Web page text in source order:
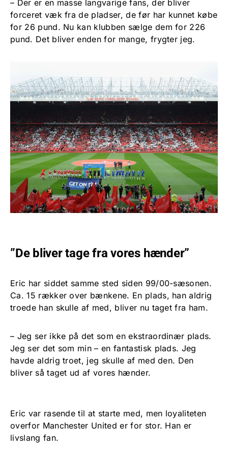
– Der er en masse langvarige fans, der bliver
forceret væk fra de pladser, de før har kunnet købe
for 26 pund. Nu kan klubben sælge dem for 226
pund. Det bliver enden for mange, frygter jeg.
”De bliver tage fra vores hænder”
Eric har siddet samme sted siden 99/00-sæsonen.
Ca. 15 rækker over bænkene. En plads, han aldrig
troede han skulle af med, bliver nu taget fra ham.
– Jeg ser ikke på det som en ekstraordinær plads.
Jeg ser det som min – en fantastisk plads. Jeg
havde aldrig troet, jeg skulle af med den. Den
bliver så taget ud af vores hænder.
Eric var rasende til at starte med, men loyaliteten
overfor Manchester United er for stor. Han er
livslang fan.